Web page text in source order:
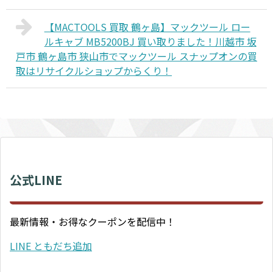
【MACTOOLS 買取 鶴ヶ島】マックツール ロー
ルキャブ MB5200BJ 買い取りました！川越市 坂
戸市 鶴ヶ島市 狭山市でマックツール スナップオンの買
取はリサイクルショップからくり！
公式LINE
最新情報・お得なクーポンを配信中！
LINE ともだち追加